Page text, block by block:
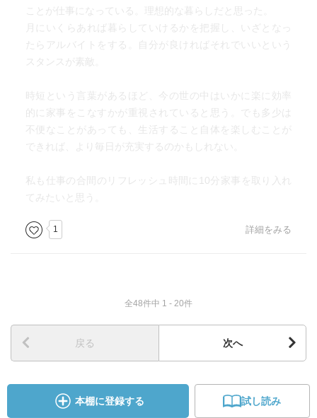
ことが仕事になっている。理想的な暮らしだと思った。
月にいくらあれば暮らしていけるかを把握し、いざとなっ
たらアルバイトをする。自分が良ければそれでいいという
スタンスが素敵。
時短という言葉があるほど、今の世の中はいかに楽に効率
的に家事をこなすかが重視されていると思う。でも多少は
不便なことがあっても、生活すること自体を楽しむことが
できれば、より毎日が充実するのかもしれない。
私も仕事の合間のリフレッシュ時間に10分家事を取り入れ
てみたいと思う。
1 詳細をみる
全48件中 1 - 20件
戻る 次へ
本棚に登録する 試し読み